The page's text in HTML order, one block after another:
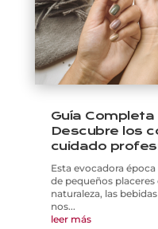
Guía
Descubre los
cuidado
Esta evocadora
de pequeños
naturaleza, las
nos...
leer más